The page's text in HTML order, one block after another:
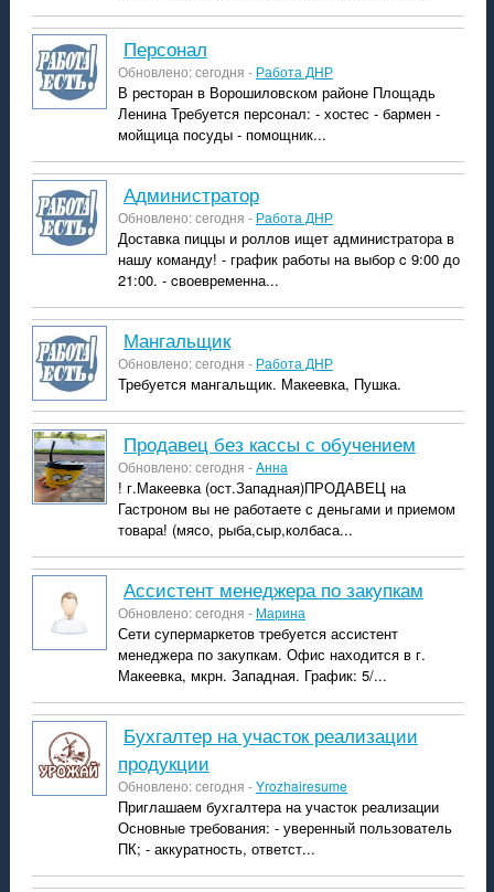
персонал
Обновлено: сегодня - Работа ДНР
В ресторан в Ворошиловском районе Площадь
Ленина Требуется персонал: - хостес - бармен -
мойщица посуды - помощник...
администратор
Обновлено: сегодня - Работа ДНР
Доставка пиццы и роллов ищет администратора в
нашу команду! - график работы на выбор c 9:00 до
21:00. - cвоевременна...
мангальщик
Обновлено: сегодня - Работа ДНР
Требуется мангальщик. Макеевка, Пушка.
Продавец без кассы с обучением
Обновлено: сегодня -Aнна
! г.Макеевка (ост.Западная) ​ПРОДАВЕЦ на
Гастроном вы не работаете с деньгами и приемом
товара! (мясо, рыба,сыр,колбаса...
Ассистент менеджера по закупкам
Обновлено: сегодня - Марина
Сети супермаркетов требуется ассистент
менеджера по закупкам. Офис находится в г.
Макеевка, мкрн. Западная. График: 5/...
Бухгалтер на участок реализации
продукции
Обновлено: сегодня -Yrozhairesume
Приглашаем бухгалтера на участок реализации
Основные требования: - уверенный пользователь
ПК; - аккуратность, ответст...